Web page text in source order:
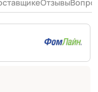
Отзывы